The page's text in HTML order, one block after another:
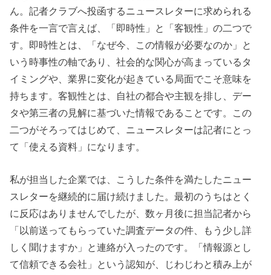
ん。記者クラブへ投函するニュースレターに求められる
条件を一言で言えば、「即時性」と「客観性」の二つで
す。即時性とは、「なぜ今、この情報が必要なのか」と
いう時事性の軸であり、社会的な関心が高まっているタ
イミングや、業界に変化が起きている局面でこそ意味を
持ちます。客観性とは、自社の都合や主観を排し、デー
タや第三者の見解に基づいた情報であることです。この
二つがそろってはじめて、ニュースレターは記者にとっ
て「使える資料」になります。
私が担当した企業では、こうした条件を満たしたニュー
スレターを継続的に届け続けました。最初のうちはとく
に反応はありませんでしたが、数ヶ月後に担当記者から
「以前送ってもらっていた調査データの件、もう少し詳
しく聞けますか」と連絡が入ったのです。「情報源とし
て信頼できる会社」という認知が、じわじわと積み上が